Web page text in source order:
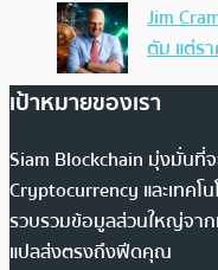
Jim
ตัม แต่ร
เป้าหมายของเรา
Siam Blockchain มุ่งมั่นที่
Cryptocurrency และเทคโ
รวบรวมข้อมูลส่วนใหญ่จาก
แปลส่งตรงถึงฟีดคุณ